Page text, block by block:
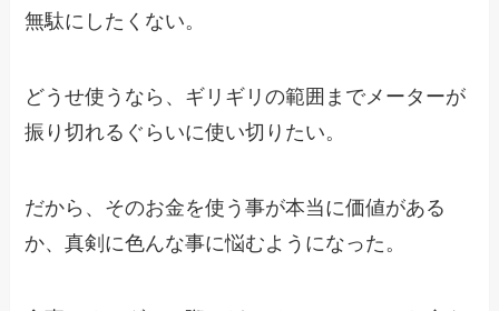
無駄にしたくない。
どうせ使うなら、ギリギリの範囲までメーターが
振り切れるぐらいに使い切りたい。
だから、そのお金を使う事が本当に価値がある
か、真剣に色んな事に悩むようになった。